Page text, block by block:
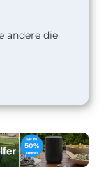
andere die